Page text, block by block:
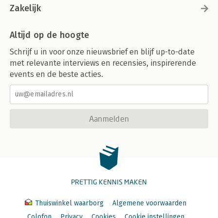
About the authors 291
Zakelijk
Altijd op de hoogte
Schrijf u in voor onze nieuwsbrief en blijf up-to-date
met relevante interviews en recensies, inspirerende
events en de beste acties.
Aanmelden
PRETTIG KENNIS MAKEN
Thuiswinkel waarborg
Algemene voorwaarden